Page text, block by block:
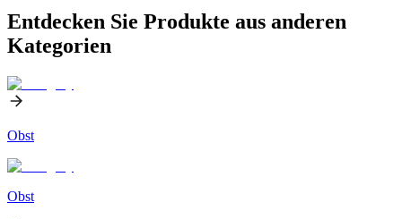
Entdecken Sie Produkte aus anderen
Kategorien
Obst
Obst